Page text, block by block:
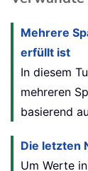
Mehrere
erfüllt ist
In diesem
mehreren
basierend
Die letzten
Um Werte